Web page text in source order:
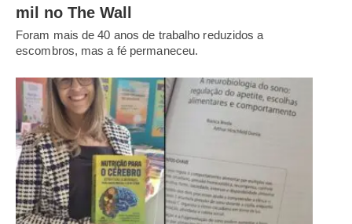
mil no The Wall
Foram mais de 40 anos de trabalho reduzidos a
escombros, mas a fé permaneceu.